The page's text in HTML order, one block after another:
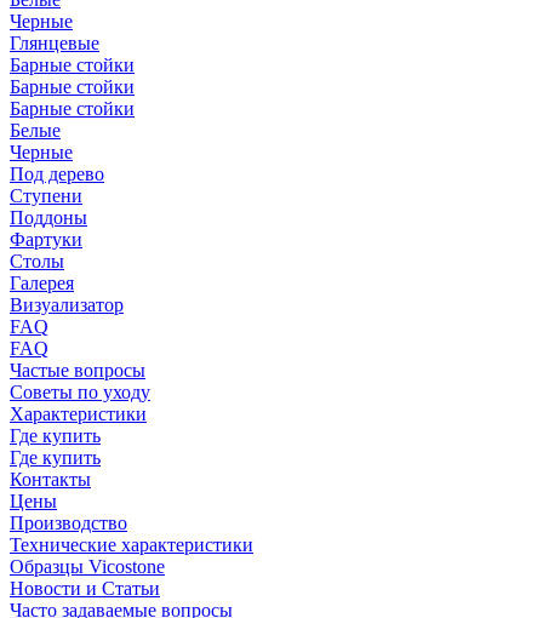
Черные
Глянцевые
Барные стойки
Барные стойки
Барные стойки
Белые
Черные
Под дерево
Ступени
Поддоны
Фартуки
Столы
Галерея
Визуализатор
FAQ
FAQ
Частые вопросы
Советы по уходу
Характеристики
Где купить
Где купить
Контакты
Цены
Производство
Технические характеристики
Образцы Vicostone
Новости и Статьи
Часто задаваемые вопросы